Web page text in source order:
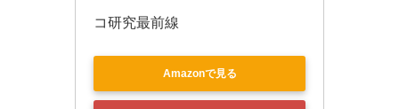
コ研究最前線
Amazonで見る